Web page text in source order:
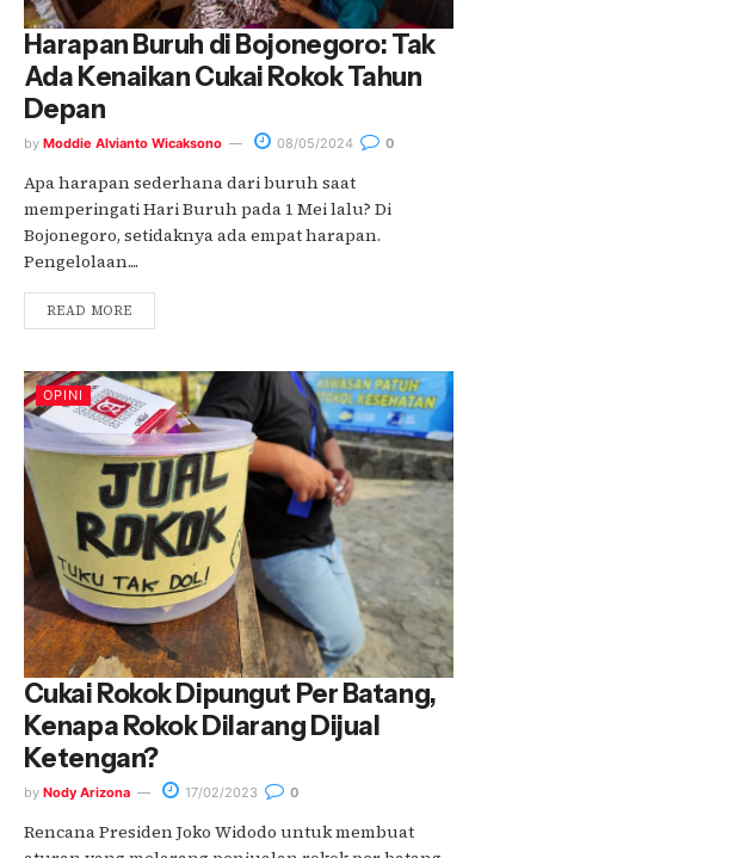
Harapan Buruh di Bojonegoro: Tak
Ada Kenaikan Cukai Rokok Tahun
Depan
by Moddie Alvianto Wicaksono 08/05/2024 0
Apa harapan sederhana dari buruh saat
memperingati Hari Buruh pada 1 Mei lalu? Di
Bojonegoro, setidaknya ada empat harapan.
Pengelolaan....
READ MORE
OPINI
Cukai Rokok Dipungut Per Batang,
Kenapa Rokok Dilarang Dijual
Ketengan?
by Nody Arizona 17/02/2023 0
Rencana Presiden Joko Widodo untuk membuat